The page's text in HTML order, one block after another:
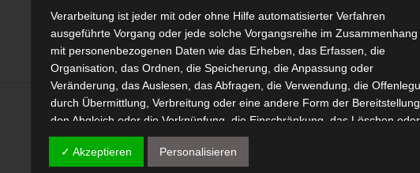
Verarbeitung ist jeder mit oder ohne Hilfe automatisierter Verfahren
ausgeführte Vorgang oder jede solche Vorgangsreihe im Zusammenhang
mit personenbezogenen Daten wie das Erheben, das Erfassen, die
Organisation, das Ordnen, die Speicherung, die Anpassung oder
Veränderung, das Auslesen, das Abfragen, die Verwendung, die
durch Übermittlung, Verbreitung oder eine andere Form der Bereitstellung,
den Abgleich oder die Verknüpfung, die Einschränkung, das Löschen oder
die Vernichtung.
d) Einschränkung der Verarbeitung
✓ Akzeptieren Personalisieren